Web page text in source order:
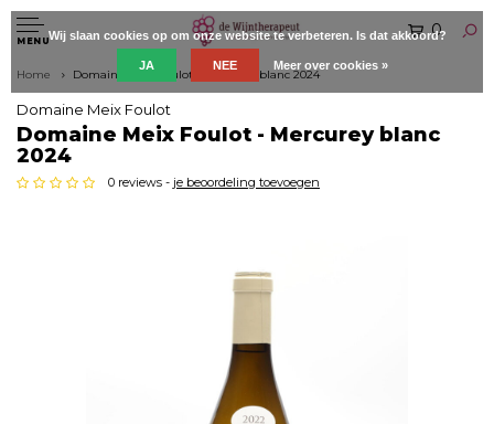
MENU
0
Home Domaine Meix Foulot - Mercurey blanc 2024
Domaine Meix Foulot
Domaine Meix Foulot - Mercurey blanc
2024
0 reviews - je beoordeling toevoegen
Wij slaan cookies op om onze website te verbeteren. Is dat akkoord?
JA NEE Meer over cookies »